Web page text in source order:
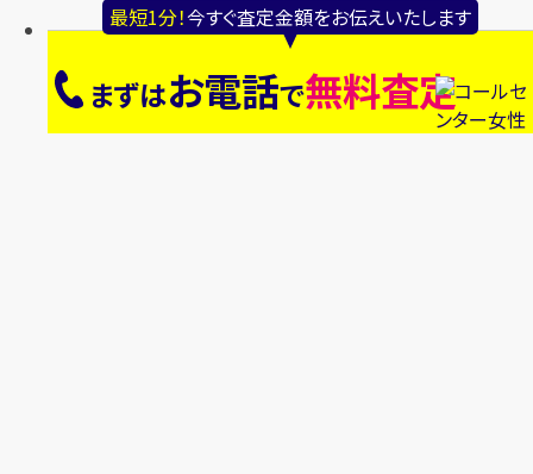
最短1分！今すぐ査定金額をお伝えいたします
まずはお電話で無料査定